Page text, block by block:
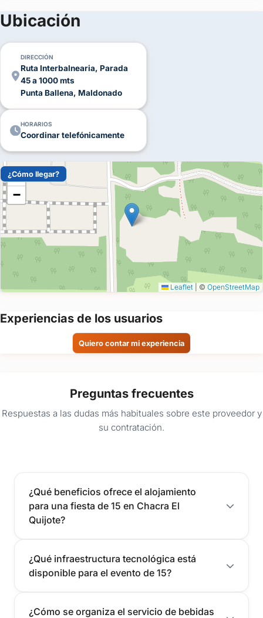
Ubicación
DIRECCIÓN
Ruta Interbalnearia, Parada
45 a 1000 mts
Punta Ballena, Maldonado
HORARIOS
Coordinar telefónicamente
+
−
Leaflet © OpenStreetMap
¿Cómo llegar?
Experiencias de los usuarios
Quiero contar mi experiencia
Preguntas frecuentes
Respuestas a las dudas más habituales sobre este proveedor y
su contratación.
¿Qué beneficios ofrece el alojamiento
para una fiesta de 15 en Chacra El
Quijote?
¿Qué infraestructura tecnológica está
disponible para el evento de 15?
¿Cómo se organiza el servicio de bebidas